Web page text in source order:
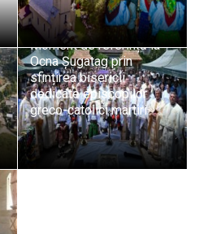
Moment de referință la
Ocna Șugatag prin
sfințirea bisericii
dedicate episcopilor
greco-catolici martiri